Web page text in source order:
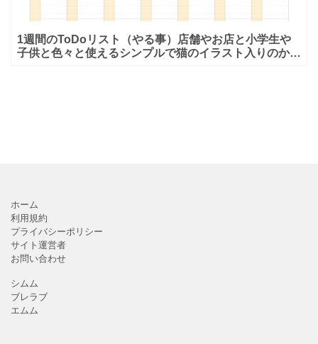
1週間のToDoリスト（やる事）店舗やお店と小学生や
子供と色々と使えるシンプルで猫のイラスト入りのかわ
ホーム
利用規約
プライバシーポリシー
サイト運営者
お問い合わせ
シムム
ブレラブ
エムム